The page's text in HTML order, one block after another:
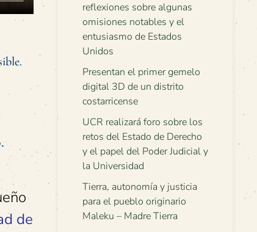
de
reflexiones sobre algunas
omisiones notables y el
entusiasmo de Estados
Unidos
Presentan el primer gemelo
digital 3D de un distrito
costarricense
UCR realizará foro sobre los
retos del Estado de Derecho
y el papel del Poder Judicial y
la Universidad
Tierra, autonomía y justicia
para el pueblo originario
Maleku – Madre Tierra